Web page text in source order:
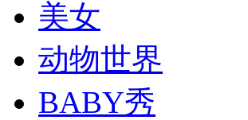
消防员救轻生者
纽约上演“枕头大战”
美女
动物世界
BABY秀